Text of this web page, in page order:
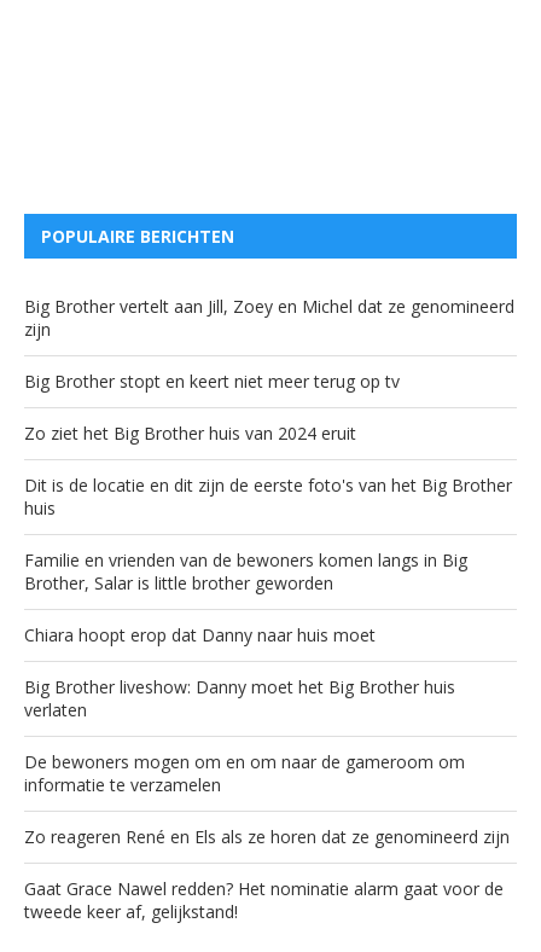
POPULAIRE BERICHTEN
Big Brother vertelt aan Jill, Zoey en Michel dat ze genomineerd
zijn
Big Brother stopt en keert niet meer terug op tv
Zo ziet het Big Brother huis van 2024 eruit
Dit is de locatie en dit zijn de eerste foto's van het Big Brother
huis
Familie en vrienden van de bewoners komen langs in Big
Brother, Salar is little brother geworden
Chiara hoopt erop dat Danny naar huis moet
Big Brother liveshow: Danny moet het Big Brother huis
verlaten
De bewoners mogen om en om naar de gameroom om
informatie te verzamelen
Zo reageren René en Els als ze horen dat ze genomineerd zijn
Gaat Grace Nawel redden? Het nominatie alarm gaat voor de
tweede keer af, gelijkstand!